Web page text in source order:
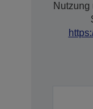
Nutzung